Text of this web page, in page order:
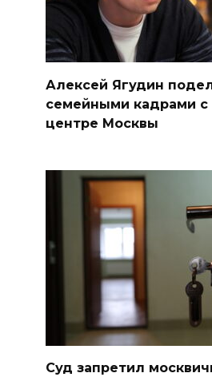
Алексей Ягудин
семейными кадрами с
центре Москвы
Суд запретил